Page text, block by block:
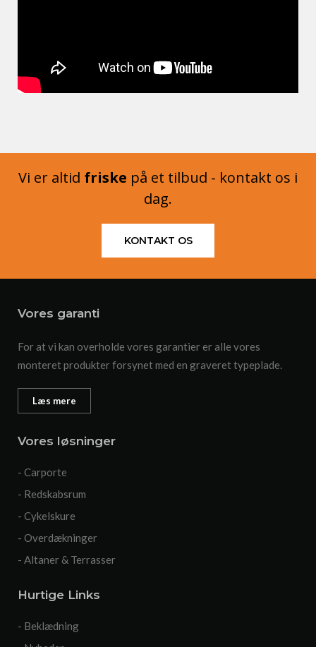
Vi er altid friske på et tilbud - kontakt os i
dag.
KONTAKT OS
Vores garanti
For at vi kan overholde vores garantier er alle vores
monteret produkter forsynet med en graveret typeplade.
Læs mere
Vores løsninger
- Carporte
- Redskabsrum
- Cykelskure
- Overdækninger
- Altaner & Terrasser
Hurtige Links
- Beklædning